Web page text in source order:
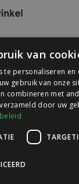
van
te personaliseren en
gebruik van onze
combineren met
door uw